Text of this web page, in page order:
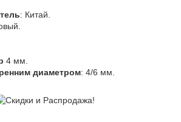
: Китай.
4 мм.
диаметром: 4/6 мм.